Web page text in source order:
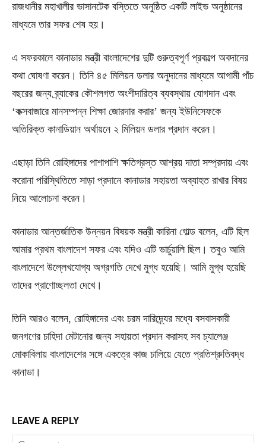
রাজধানীর মহাখালীর ভাসানটেক বস্তিতে অনুষ্ঠিত একটি লাইভ অনুষ্ঠানের
মাধ্যমে তার সফর শেষ হয়।
এ সফরকালে কানাডার মন্ত্রী বাংলাদেশের দুটি গুরুত্বপূর্ণ প্রকল্পে অবদানের
কথা ঘোষণা করেন। তিনি ৪৫ মিলিয়ন ডলার অনুদানের মাধ্যমে আগামী পাঁচ
বছরের জন্য ব্র্যাকের কৌশলগত অংশীদারিত্ব ব্যবস্থায় যোগদান এবং
‘কক্সবাজারে মানসম্পন্ন শিক্ষা জোরদার করার’ জন্য ইউনিসেফকে
অতিরিক্ত কানাডিয়ান অর্থায়নে ২ মিলিয়ন ডলার প্রদান করেন।
এছাড়া তিনি রোহিঙ্গাদের পাশাপাশি ক্ষতিগ্রস্ত আশ্রয় দাতা সম্প্রদায় এবং
করোনা পরিস্থিতিতে সাড়া প্রদানে কানাডার সহায়তা অব্যাহত রাখার বিষয়
নিয়ে আলোচনা করেন।
কানাডার আন্তর্জাতিক উন্নয়ন বিষয়ক মন্ত্রী কারিনা গোল্ড বলেন, এটি ছিল
আমার প্রথম বাংলাদেশ সফর এবং যদিও এটি ভার্চুয়ালি ছিল। তবুও আমি
বাংলাদেশে উল্লেখযোগ্য অগ্রগতি দেখে মুগ্ধ হয়েছি। আমি মুগ্ধ হয়েছি
তাদের প্রাণোচ্ছলতা দেখে।
তিনি আরও বলেন, রোহিঙ্গাদের এবং চরম দারিদ্র্যের মধ্যে বসবাসকারী
জনগণের চাহিদা মেটানোর জন্য সহায়তা প্রদান করাসহ সব চ্যালেঞ্জ
মোকাবিলায় বাংলাদেশের সঙ্গে একত্রে কাজ চালিয়ে যেতে প্রতিশ্রুতিবদ্ধ
কানাডা।
LEAVE A REPLY